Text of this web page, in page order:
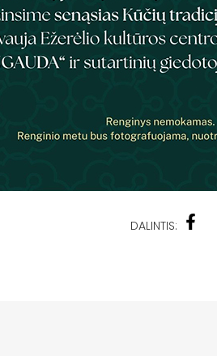
DALINTIS: